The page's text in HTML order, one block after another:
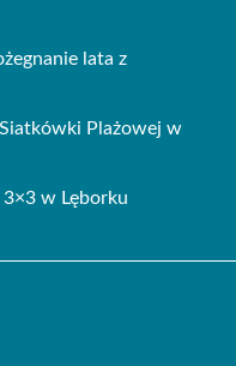
lata z
Plażowej w
w Lęborku